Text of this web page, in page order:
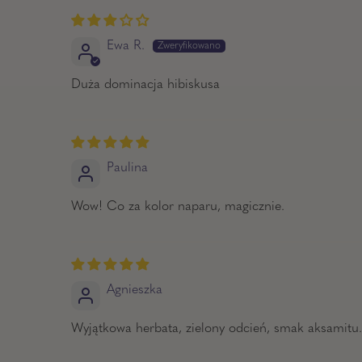
Ewa R.
Duża dominacja hibiskusa
Paulina
Wow! Co za kolor naparu, magicznie.
Agnieszka
Wyjątkowa herbata, zielony odcień, smak